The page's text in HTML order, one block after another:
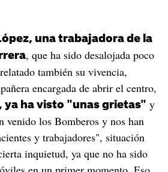
una trabajadora de la
, que ha sido desalojada poco
también su vivencia,
encargada de abrir el centro,
ya ha visto "unas grietas" y
venido los Bomberos y nos han
y trabajadores", situación
inquietud, ya que no ha sido